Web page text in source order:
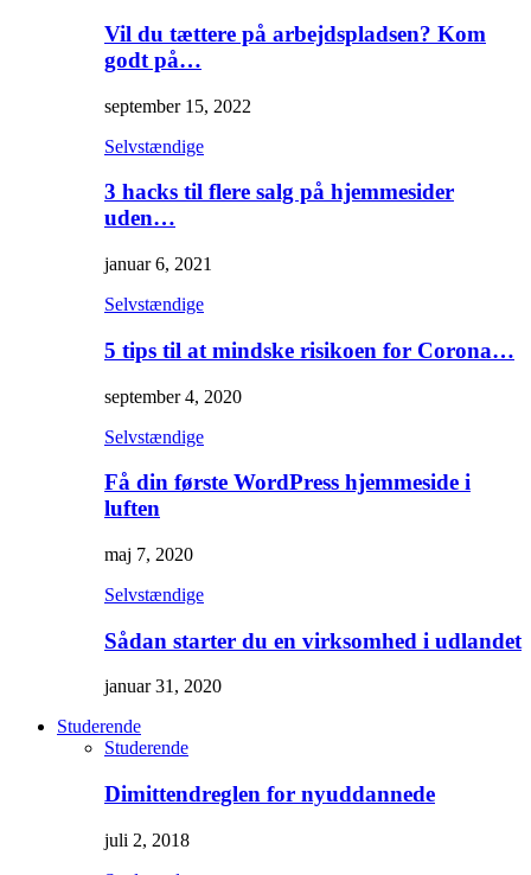
Vil du tættere på arbejdspladsen? Kom
godt på…
september 15, 2022
Selvstændige
3 hacks til flere salg på hjemmesider
uden…
januar 6, 2021
Selvstændige
5 tips til at mindske risikoen for Corona…
september 4, 2020
Selvstændige
Få din første WordPress hjemmeside i
luften
maj 7, 2020
Selvstændige
Sådan starter du en virksomhed i udlandet
januar 31, 2020
Studerende
Studerende
Dimittendreglen for nyuddannede
juli 2, 2018